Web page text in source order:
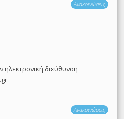
Ανακοινώσεις
ηλεκτρονική διεύθυνση
Ανακοινώσεις